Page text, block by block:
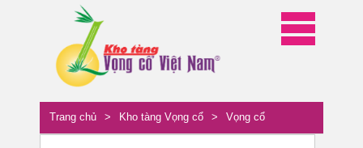
Trang chủ > Kho tàng Vọng cổ > Vọng cổ